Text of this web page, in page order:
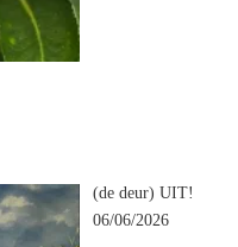
(de deur) UIT!
06/06/2026